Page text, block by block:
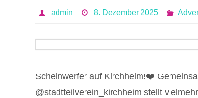
admin 8. Dezember 2025
Scheinwerfer auf Kirchheim!❤️
@stadtteilverein_kirchheim stellt